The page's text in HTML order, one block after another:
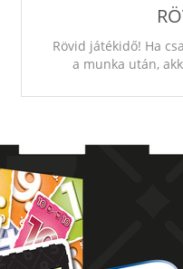
Rövid játékidő! Ha
a munka után,